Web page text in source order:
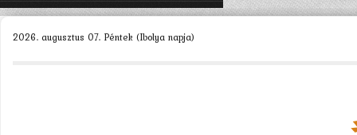
2026. augusztus 07. Péntek (Ibolya napja)
KEZDŐLAP